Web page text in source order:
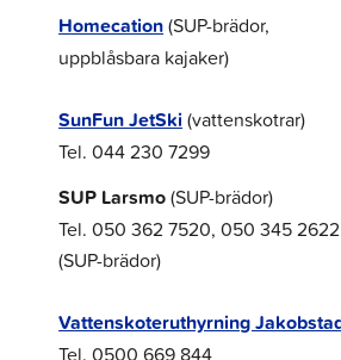
Homecation(SUP-brädor,
uppblåsbara kajaker)
SunFun JetSki(vattenskotrar)
Tel. 044 230 7299
SUP Larsmo(SUP-brädor)
Tel. 050 362 7520, 050 345 2622
(SUP-brädor)
Vattenskoteruthyrning
Tel. 0500 669 844